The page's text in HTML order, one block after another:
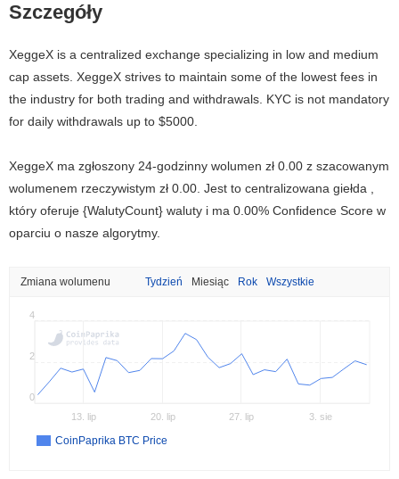
Szczegóły
XeggeX is a centralized exchange specializing in low and medium
cap assets. XeggeX strives to maintain some of the lowest fees in
the industry for both trading and withdrawals. KYC is not mandatory
for daily withdrawals up to $5000.
XeggeX ma zgłoszony 24-godzinny wolumen zł 0.00 z szacowanym
wolumenem rzeczywistym zł 0.00 . Jest to centralizowana giełda ,
który oferuje {WalutyCount} waluty i ma 0.00% Confidence Score w
oparciu o nasze algorytmy.
Zmiana wolumenu Tydzień Miesiąc Rok Wszystkie
CoinPaprika BTC Price
13. lip 20. lip 27. lip 3. sie
0
2
4